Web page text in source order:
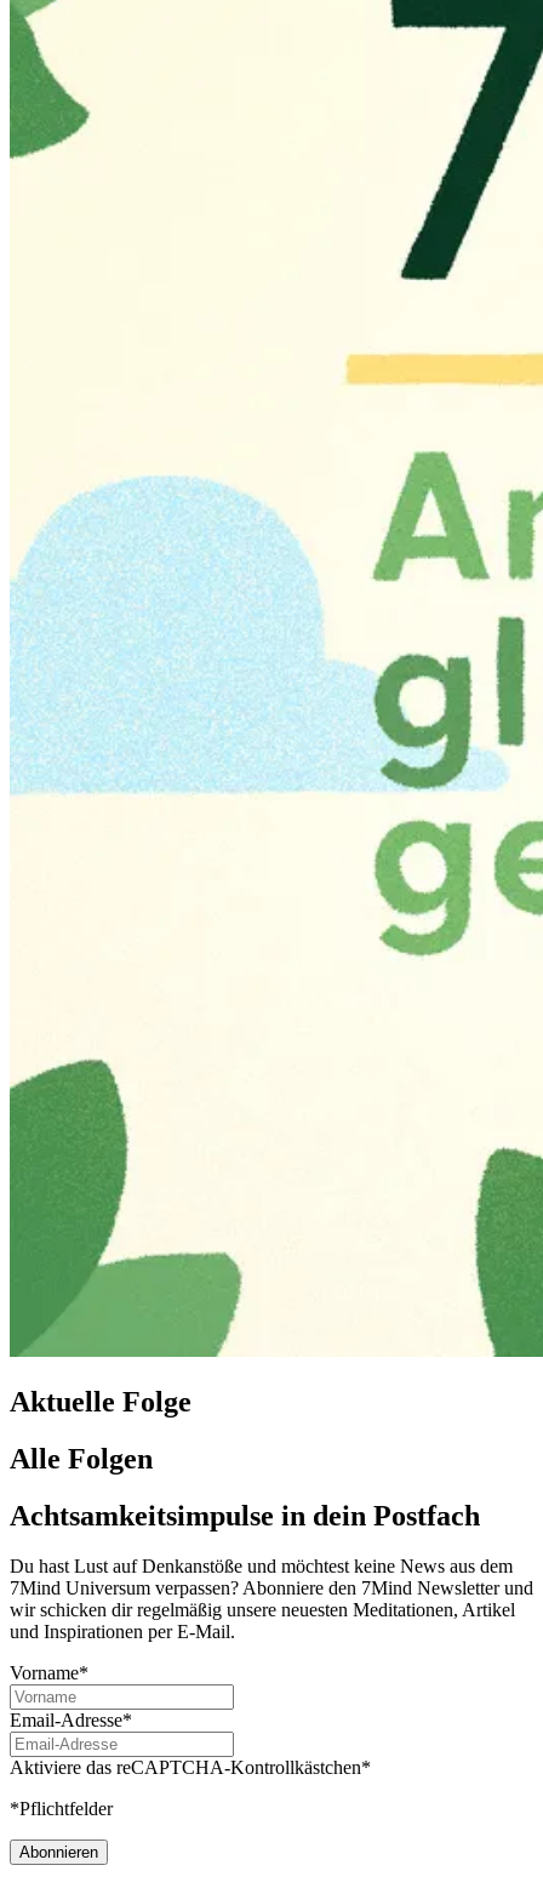
Aktuelle Folge
Alle Folgen
Achtsamkeitsimpulse in dein Postfach
Du hast Lust auf Denkanstöße und möchtest keine News aus dem
7Mind Universum verpassen? Abon­niere den 7Mind News­let­ter und
wir schicken dir regelmäßig unsere neuesten Meditationen, Artikel
und Inspirationen per E-Mail.
Vorname*
Email-Adresse*
Aktiviere das reCAPTCHA-Kontrollkästchen*
*Pflichtfelder
Abonnieren